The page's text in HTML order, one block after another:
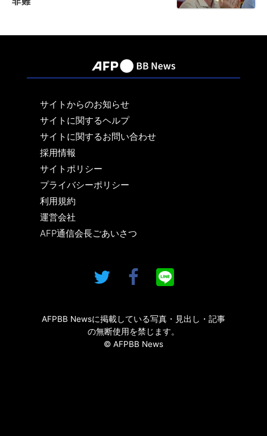
サイトからのお知らせ
サイトに関するヘルプ
サイトに関するお問い合わせ
採用情報
サイトポリシー
プライバシーポリシー
利用規約
運営会社
AFP通信会長ごあいさつ
AFPBB Newsに掲載している写真・見出し・記事
の無断使用を禁じます。
© AFPBB News